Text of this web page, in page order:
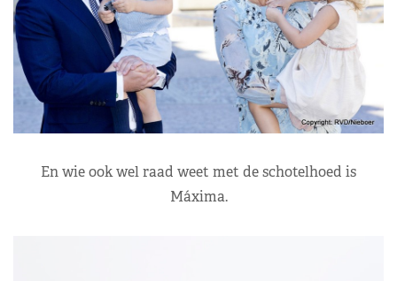
En wie ook wel raad weet met de schotelhoed is
Máxima.